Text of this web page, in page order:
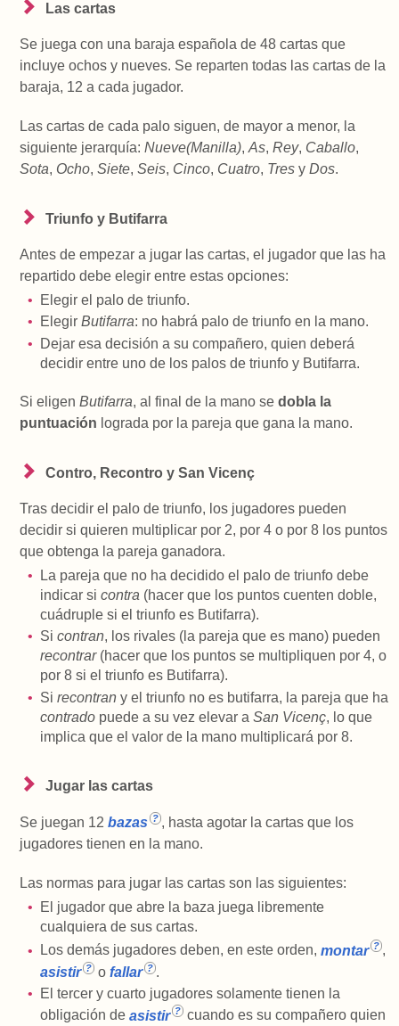
Las cartas
Se juega con una baraja española de 48 cartas que
incluye ochos y nueves. Se reparten todas las cartas de la
baraja, 12 a cada jugador.
Las cartas de cada palo siguen, de mayor a menor, la
siguiente jerarquía: Nueve(Manilla), As, Rey, Caballo,
Sota, Ocho, Siete, Seis, Cinco, Cuatro, Tres y Dos.
Triunfo y Butifarra
Antes de empezar a jugar las cartas, el jugador que las ha
repartido debe elegir entre estas opciones:
Elegir el palo de triunfo.
Elegir Butifarra: no habrá palo de triunfo en la mano.
Dejar esa decisión a su compañero, quien deberá
decidir entre uno de los palos de triunfo y Butifarra.
Si eligen Butifarra, al final de la mano se dobla la
puntuación lograda por la pareja que gana la mano.
Contro, Recontro y San Vicenç
Tras decidir el palo de triunfo, los jugadores pueden
decidir si quieren multiplicar por 2, por 4 o por 8 los puntos
que obtenga la pareja ganadora.
La pareja que no ha decidido el palo de triunfo debe
indicar si contra (hacer que los puntos cuenten doble,
cuádruple si el triunfo es Butifarra).
Si contran, los rivales (la pareja que es mano) pueden
recontrar(hacer que los puntos se multipliquen por 4, o
por 8 si el triunfo es Butifarra).
Si recontran y el triunfo no es butifarra, la pareja que ha
contrado puede a su vez elevar a San Vicenç, lo que
implica que el valor de la mano multiplicará por 8.
Jugar las cartas
Se juegan 12 bazas
, hasta agotar la cartas que los
jugadores tienen en la mano.
Las normas para jugar las cartas son las siguientes:
El jugador que abre la baza juega libremente
cualquiera de sus cartas.
Los demás jugadores deben, en este orden, montar
,
asistir
o fallar
.
El tercer y cuarto jugadores solamente tienen la
obligación de asistir
cuando es su compañero quien